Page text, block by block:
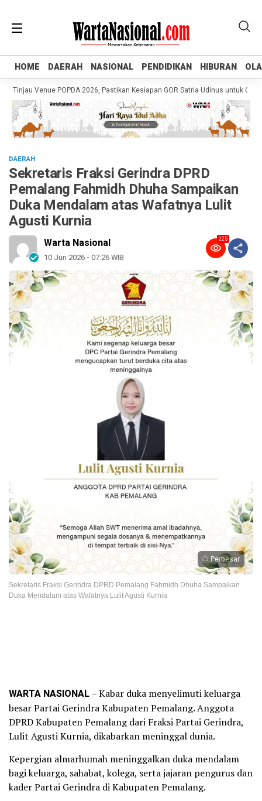
HOME DAERAH NASIONAL PENDIDIKAN HIBURAN
HOME DAERAH NASIONAL PENDIDIKAN HIBURAN
Venue POPDA 2026, Pastikan Kesiapan GOR Satria Udinus untuk Cabor
DAERAH
Sekretaris Fraksi Gerindra DPRD
Pemalang Fahmidh Dhuha Sampaikan
Duka Mendalam atas Wafatnya Lulit
Agusti Kurnia
Warta Nasional
10 Jun 2026 - 07:26 WIB
225
Perbesar
Sekretaris Fraksi Gerindra DPRD Pemalang Fahmidh Dhuha Sampaikan
Duka Mendalam atas Wafatnya Lulit Agusti Kurnia
WARTA NASIONAL– Kabar duka menyelimuti keluarga
besar Partai Gerindra Kabupaten Pemalang. Anggota
DPRD Kabupaten Pemalang dari Fraksi Partai Gerindra,
Lulit Agusti Kurnia, dikabarkan meninggal dunia.
Kepergian almarhumah meninggalkan duka mendalam
bagi keluarga, sahabat, kolega, serta jajaran pengurus dan
kader Partai Gerindra di Kabupaten Pemalang.